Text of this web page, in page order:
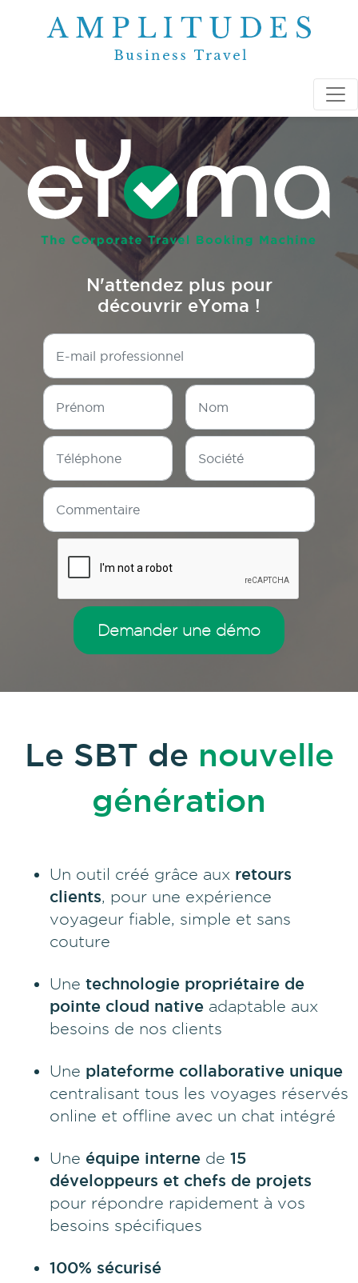
N'attendez plus pour
découvrir eYoma !
Demander une démo
Le SBT de nouvelle
génération
Un outil créé grâce aux retours
clients, pour une expérience
voyageur fiable, simple et sans
couture
Une technologie propriétaire de
pointe cloud native adaptable aux
besoins de nos clients
Une plateforme collaborative unique
centralisant tous les voyages réservés
online et offline avec un chat intégré
Une équipe interne de 15
développeurs et chefs de projets
pour répondre rapidement à vos
besoins spécifiques
100% sécurisé